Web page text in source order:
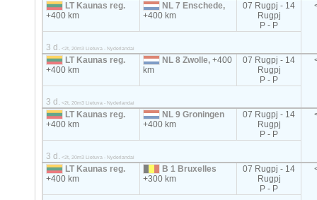
LT Kaunas reg.
+400 km
NL 7 Enschede,
+400 km
07 Rugpj - 14
Rugpj
P - P
3 d. <2t, 20m3 Lietuva - Nyderlandai
LT Kaunas reg.
+400 km
NL 8 Zwolle,+400
km
07 Rugpj - 14
Rugpj
P - P
3 d. <2t, 20m3 Lietuva - Nyderlandai
LT Kaunas reg.
+400 km
NL 9 Groningen
+400 km
07 Rugpj - 14
Rugpj
P - P
3 d. <2t, 20m3 Lietuva - Nyderlandai
LT Kaunas reg.
+400 km
B 1 Bruxelles
+300 km
07 Rugpj - 14
Rugpj
P - P